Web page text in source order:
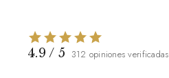
4.9 / 5 312 opiniones verificadas